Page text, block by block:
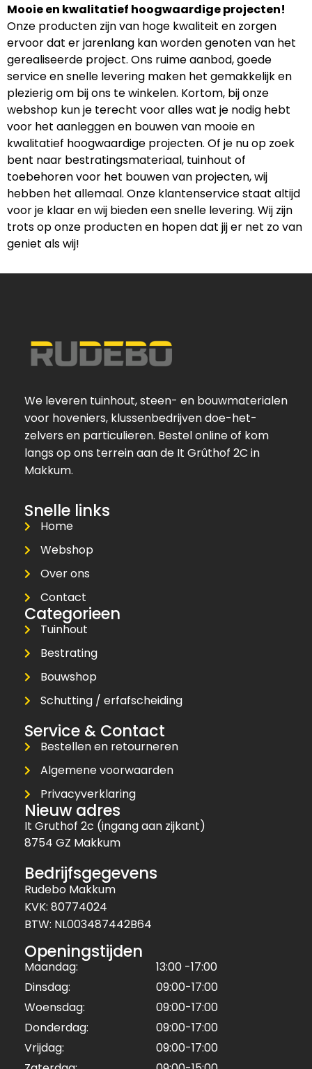
Mooie en kwalitatief hoogwaardige projecten!
Onze producten zijn van hoge kwaliteit en zorgen
ervoor dat er jarenlang kan worden genoten van het
gerealiseerde project. Ons ruime aanbod, goede
service en snelle levering maken het gemakkelijk en
plezierig om bij ons te winkelen. Kortom, bij onze
webshop kun je terecht voor alles wat je nodig hebt
voor het aanleggen en bouwen van mooie en
kwalitatief hoogwaardige projecten. Of je nu op zoek
bent naar bestratingsmateriaal, tuinhout of
toebehoren voor het bouwen van projecten, wij
hebben het allemaal. Onze klantenservice staat altijd
voor je klaar en wij bieden een snelle levering. Wij zijn
trots op onze producten en hopen dat jij er net zo van
geniet als wij!
We leveren tuinhout, steen- en bouwmaterialen
voor hoveniers, klussenbedrijven doe-het-
zelvers en particulieren. Bestel online of kom
langs op ons terrein aan de It Grûthof 2C in
Makkum.
Snelle links
Home
Webshop
Over ons
Contact
Categorieen
Tuinhout
Bestrating
Bouwshop
Schutting / erfafscheiding
Service & Contact
Bestellen en retourneren
Algemene voorwaarden
Privacyverklaring
Nieuw adres
It Gruthof 2c (ingang aan zijkant)
8754 GZ Makkum
Bedrijfsgegevens
Rudebo Makkum
KVK: 80774024
BTW: NL003487442B64
Openingstijden
Maandag:
13:00 -17:00
Dinsdag:
09:00-17:00
Woensdag:
09:00-17:00
Donderdag:
09:00-17:00
Vrijdag:
09:00-17:00